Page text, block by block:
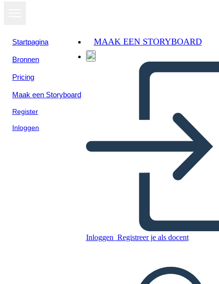
Startpagina
Bronnen
Pricing
Maak een Storyboard
Register
Inloggen
MAAK EEN STORYBOARD
Inloggen Registreer je als docent